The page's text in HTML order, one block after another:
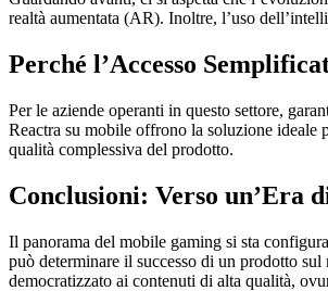
realtà aumentata (AR). Inoltre, l’uso
Perché l’Accesso
Per le aziende operanti in questo settore,
Reactra su mobile offrono la soluzione ideale
qualità complessiva del prodotto.
Conclusioni: Verso un’Era
Il panorama del mobile gaming si sta
può determinare il successo di un prodotto
democratizzato ai contenuti di alta qualità,